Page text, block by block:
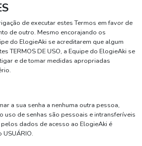
de executar estes Termos em favor de
de outro. Mesmo encorajando os
do ElogieAki se acreditarem que algum
TERMOS DE USO, a Equipe do ElogieAki se
e de tomar medidas apropriadas
a sua senha a nenhuma outra pessoa,
uso de senhas são pessoais e intransferíveis
dados de acesso ao ElogieAki é
USUÁRIO.